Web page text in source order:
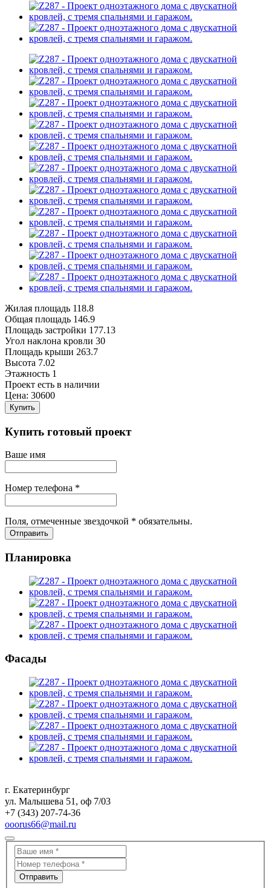
Жилая площадь 118.8
Общая площадь 146.9
Площадь застройки 177.13
Угол наклона кровли 30
Площадь крыши 263.7
Высота 7.02
Этажность 1
Проект есть в наличии
Цена: 30600
Купить
Купить готовый проект
Ваше имя
Номер телефона *
Поля, отмеченные звездочкой * обязательны.
Отправить
Планировка
Фасады
г. Екатеринбург
ул. Малышева 51, оф 7/03
+7 (343) 207-74-36
ooorus66@mail.ru
Отправить